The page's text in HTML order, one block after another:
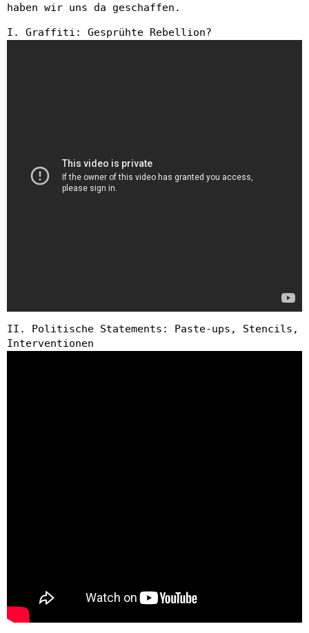
haben wir uns da geschaffen.
I. Graffiti: Gesprühte Rebellion?
II. Politische Statements: Paste-ups, Stencils,
Interventionen